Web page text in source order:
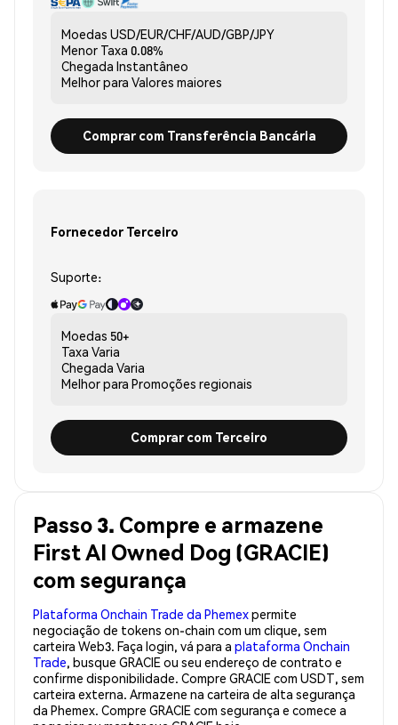
Moedas USD/EUR/CHF/AUD/GBP/JPY
Menor Taxa 0.08%
Chegada Instantâneo
Melhor para Valores maiores
Comprar com Transferência Bancária
Fornecedor Terceiro
Suporte:
Moedas 50+
Taxa Varia
Chegada Varia
Melhor para Promoções regionais
Comprar com Terceiro
Passo 3. Compre e armazene
First AI Owned Dog (GRACIE)
com segurança
Plataforma Onchain Trade da Phemexpermite
negociação de tokens on-chain com um clique, sem
carteira Web3. Faça login, vá para a plataforma Onchain
Trade, busque GRACIE ou seu endereço de contrato e
confirme disponibilidade. Compre GRACIE com USDT, sem
carteira externa. Armazene na carteira de alta segurança
da Phemex. Compre GRACIE com segurança e comece a